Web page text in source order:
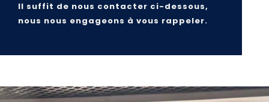
Il suffit de nous contacter ci-dessous,
nous nous engageons à vous rappeler.